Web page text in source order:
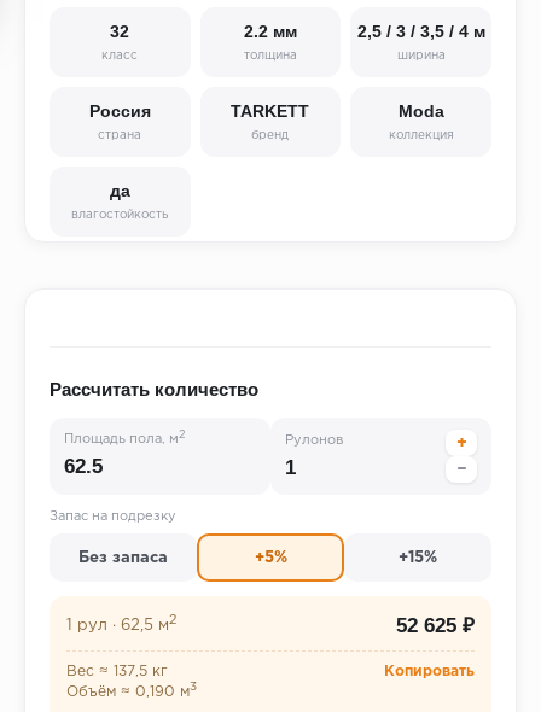
32
класс
2.2 мм
толщина
2,5 / 3 / 3,5 / 4 м
ширина
Россия
страна
TARKETT
бренд
Moda
коллекция
да
влагостойкость
Рассчитать количество
Площадь пола, м 2
Рулонов
+
−
Запас на подрезку
Без запаса +5% +15%
1 рул · 62,5 м 2 52 625 ₽
Вес ≈ 137,5 кг
Объём ≈ 0,190 м3
Копировать